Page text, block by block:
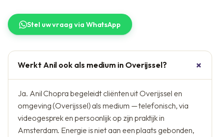
Stel uw vraag via WhatsApp
Werkt Anil ook als medium in Overijssel?
Ja. Anil Chopra begeleidt cliënten uit Overijssel en
omgeving (Overijssel) als medium — telefonisch, via
videogesprek en persoonlijk op zijn praktijk in
Amsterdam. Energie is niet aan een plaats gebonden,